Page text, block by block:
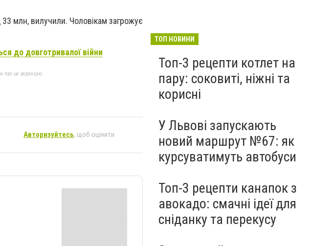
33 млн, вилучили. Чоловікам загрожує
до довготривалої війни
про це редакцію
Авторизуйтесь, щоб оцінити
ТОП НОВИНИ
Топ-3 рецепти котлет на
пару: соковиті, ніжні та
корисні
У Львові запускають
новий маршрут №67: як
курсуватимуть автобуси
Топ-3 рецепти канапок з
авокадо: смачні ідеї для
сніданку та перекусу